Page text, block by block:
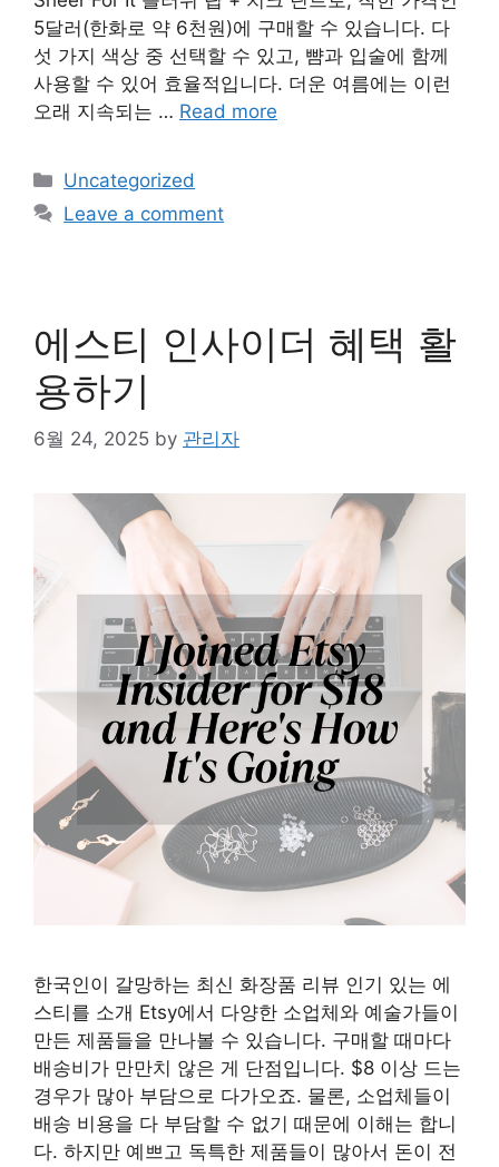
5달러(한화로 약 6천원)에 구매할 수 있습니다. 다
섯 가지 색상 중 선택할 수 있고, 뺨과 입술에 함께
사용할 수 있어 효율적입니다. 더운 여름에는 이런
오래 지속되는 … Read more
Categories
Uncategorized
Leave a comment
에스티 인사이더 혜택 활
용하기
6월 24, 2025 by 관리자
한국인이 갈망하는 최신 화장품 리뷰 인기 있는 에
스티를 소개 Etsy에서 다양한 소업체와 예술가들이
만든 제품들을 만나볼 수 있습니다. 구매할 때마다
배송비가 만만치 않은 게 단점입니다. $8 이상 드는
경우가 많아 부담으로 다가오죠. 물론, 소업체들이
배송 비용을 다 부담할 수 없기 때문에 이해는 합니
다. 하지만 예쁘고 독특한 제품들이 많아서 돈이 전